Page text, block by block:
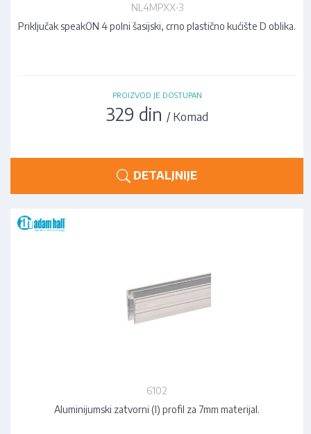
NL4MPXX-3
Priključak speakON 4 polni šasijski, crno plastično kućište D oblika.
PROIZVOD JE DOSTUPAN
329 din / Komad
DETALJNIJE
6102
Aluminijumski zatvorni (I) profil za 7mm materijal.